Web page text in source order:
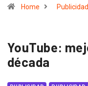
Home Publicidad
YouTube:
década